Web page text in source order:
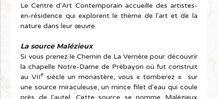
Le Centre d'Art Contemporain accueille des artistes-
en-résidence qui explorent le thème de l'art et de la
nature dans leur œuvre.
La source Malézieux
Si vous prenez le Chemin de La Verrière pour découvrir
la chapelle Notre-Dame de Prébayon où fut construit
au VIIe siècle un monastère, vous « tomberez » sur
une source miraculeuse, un mince filet d'eau qui coule
près de l'autel. Cette source se nomme Malézieux